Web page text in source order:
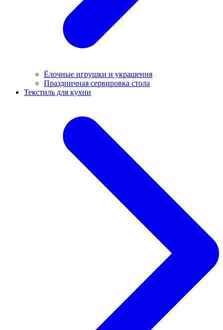
Ёлочные игрушки и украшения
Праздничная сервировка стола
Текстиль для кухни